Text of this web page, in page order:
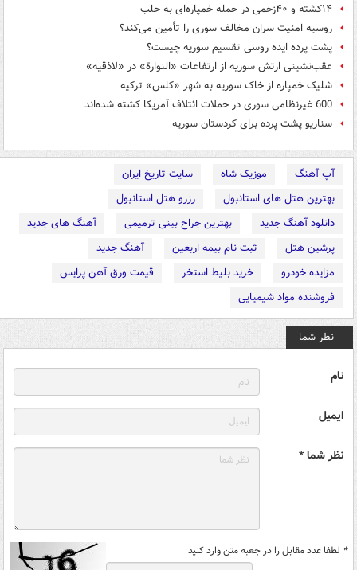
۱۴کشته و ۴۰زخمی در حمله خمپاره‌ای به حلب
روسیه امنیت سران مخالف سوری را تأمین می‌کند؟
پشت پرده ایده روسی تقسیم سوریه چیست؟
عقب‌نشینی ارتش سوریه از ارتفاعات «النوارة» در «لاذقیه»
شلیک خمپاره از خاک سوریه به شهر «کلس» ترکیه
600 غیرنظامی سوری در حملات ائتلاف آمریکا کشته شده‌اند
سناریو پشت ‌پرده برای کردستان سوریه
آپ آهنگ موزیک شاه
سایت تاریخ ایران
بهترین هتل های استانبول
رزرو هتل استانبول
دانلود آهنگ جدید
بهترین جراح بینی ترمیمی
آهنگ های جدید
پرشین هتل
ثبت نام بیمه اربعین
آهنگ جدید
مزایده خودرو
خرید بلیط استخر
قیمت ورق آهن پرایس
فروشنده مواد شیمیایی
نظر شما
نام
ایمیل
نظر شما *
* لطفا عدد مقابل را در جعبه متن وارد کنید